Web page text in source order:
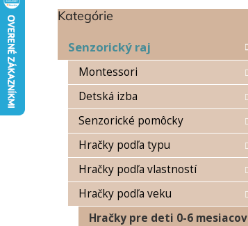
B
Preskočiť
Kategórie
Senzorický raj
Montessori
Detská izba
Senzorické pomôcky
Hračky podľa typu
Hračky podľa vlastností
Hračky podľa veku
Hračky pre deti 0-6 mesiacov